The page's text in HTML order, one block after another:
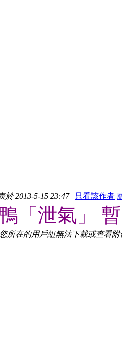
於 2013-5-15 23:47| 只看該作者
「泄氣」
您所在的用戶組無法下載或查看附